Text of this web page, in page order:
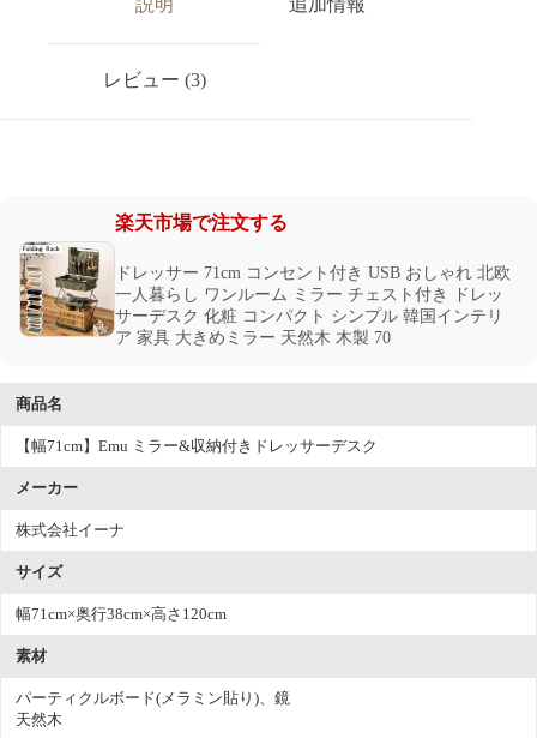
レビュー (3)
楽天市場で注文する
ドレッサー 71cm コンセント付き USB おしゃれ 北欧
一人暮らし ワンルーム ミラー チェスト付き ドレッ
サーデスク 化粧 コンパクト シンプル 韓国インテリ
ア 家具 大きめミラー 天然木 木製 70
商品名
【幅71cm】Emu ミラー&収納付きドレッサーデスク
メーカー
株式会社イーナ
サイズ
幅71cm×奥行38cm×高さ120cm
素材
パーティクルボード(メラミン貼り)、鏡
天然木